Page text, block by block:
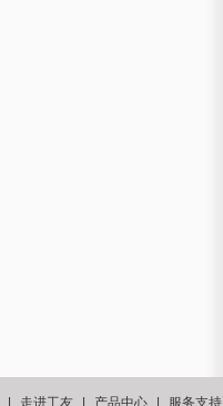
走进工友 产品中心 服务支持